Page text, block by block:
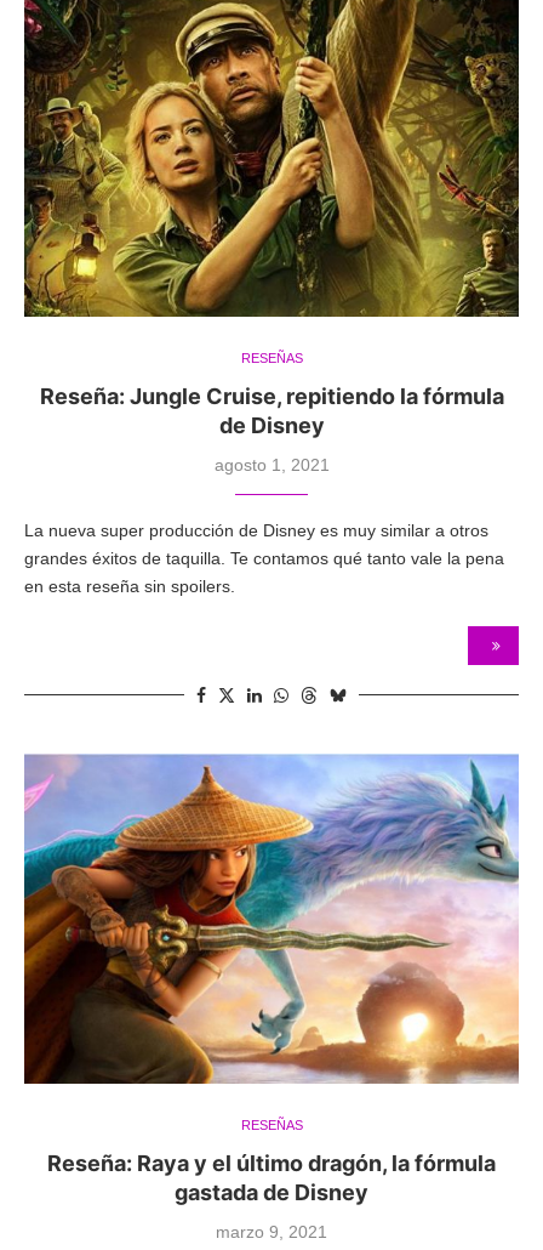
RESEÑAS
Reseña: Jungle Cruise, repitiendo la fórmula
de Disney
agosto 1, 2021
La nueva super producción de Disney es muy similar a otros
grandes éxitos de taquilla. Te contamos qué tanto vale la pena
en esta reseña sin spoilers.
RESEÑAS
Reseña: Raya y el último dragón, la fórmula
gastada de Disney
marzo 9, 2021